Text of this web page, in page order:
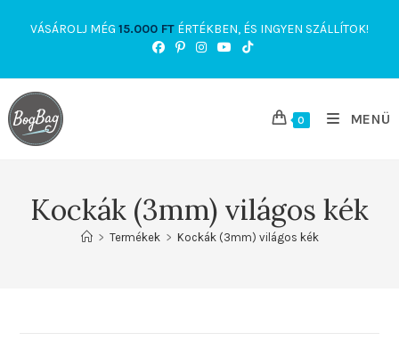
VÁSÁROLJ MÉG 15.000 FT ÉRTÉKBEN, ÉS INGYEN SZÁLLÍTOK!
0 MENÜ
Kockák (3mm) világos kék
> Termékek > Kockák (3mm) világos kék